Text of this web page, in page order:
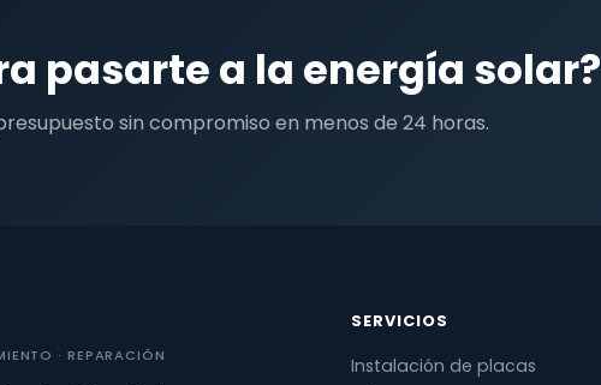
pasarte a la energía solar?
sin compromiso en menos de 24 horas.
· REPARACIÓN
SERVICIOS
Instalación de placas